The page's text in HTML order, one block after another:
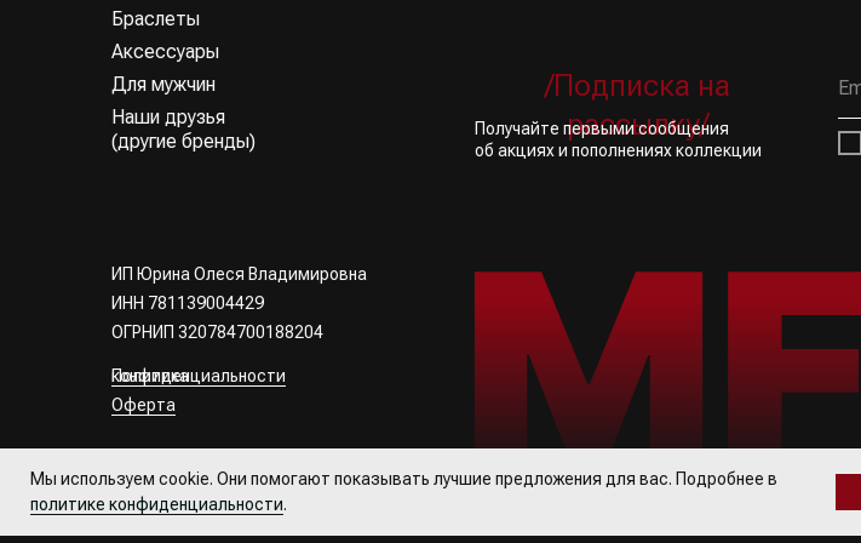
/Подписка на
рассылку/
Получайте первыми сообщения
об акциях и пополнениях коллекции
защищены
Наши друзья
(другие бренды)
Браслеты
Аксессуары
Для мужчин
Политика конфиденциальности
Оферта
ИП Юрина Олеся Владимировна
ИНН 781139004429
ОГРНИП 320784700188204
Мы используем cookie. Они помогают показывать лучшие предложения для вас. Подробнее в
политике конфиденциальности.